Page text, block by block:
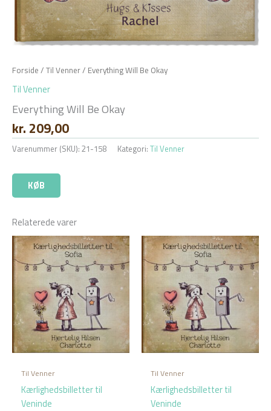
Forside / Til Venner/ Everything Will Be Okay
Til Venner
Everything Will Be Okay
kr. 209,00
Varenummer (SKU): 21-158 Kategori: Til Venner
KØB
Relaterede varer
Til Venner
Kærlighedsbilletter til
Veninde
Til Venner
Kærlighedsbilletter til
Veninde